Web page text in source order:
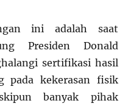
ini adalah saat
Presiden Donald
sertifikasi hasil
pada kekerasan fisik
banyak pihak